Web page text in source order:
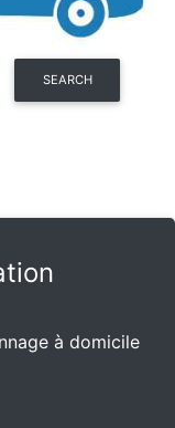
SEARCH
à domicile